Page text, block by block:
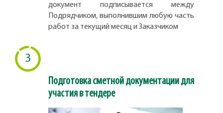
документ подписывается между
Подрядчиком, выполнившим любую часть
работ за текущий месяц и Заказчиком
3
Подготовка сметной документации для
участия в тендере